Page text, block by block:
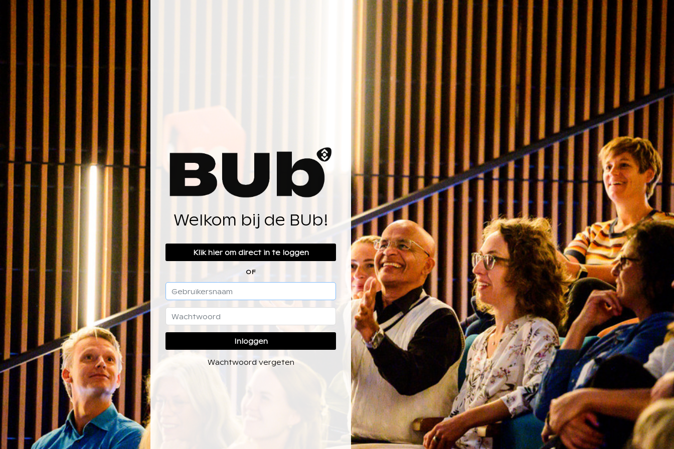
Welkom bij de BUb!
Klik hier om direct in te loggen
OF
Inloggen
Wachtwoord vergeten